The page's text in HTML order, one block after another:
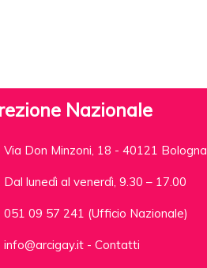
Nazionale
Via Don Minzoni, 18 - 40121 Bologna
Dal lunedì al venerdì, 9.30 – 17.00
051 09 57 241 (Ufficio Nazionale)
info@arcigay.it - Contatti